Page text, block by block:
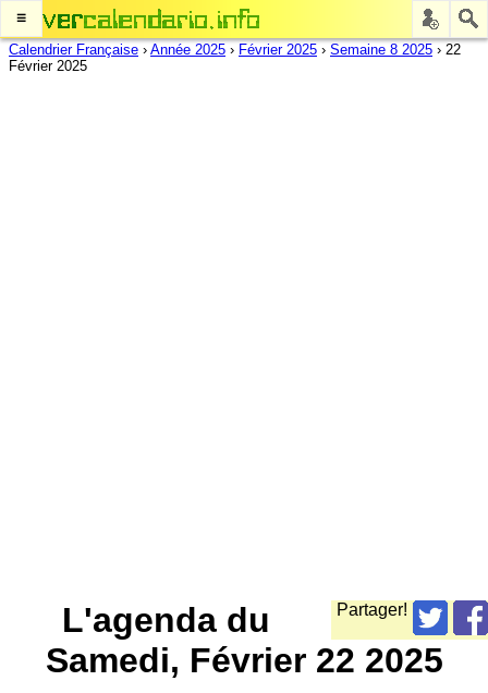
≡
Calendrier Française › Année 2025 › Février 2025 › Semaine 8 2025 › 22
Février 2025
Partager!
L'agenda du
Samedi, Février 22 2025